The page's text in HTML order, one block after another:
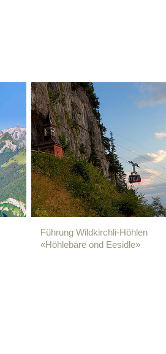
Führung Wildkirchli-Höhlen
«Höhlebäre ond Eesidle»